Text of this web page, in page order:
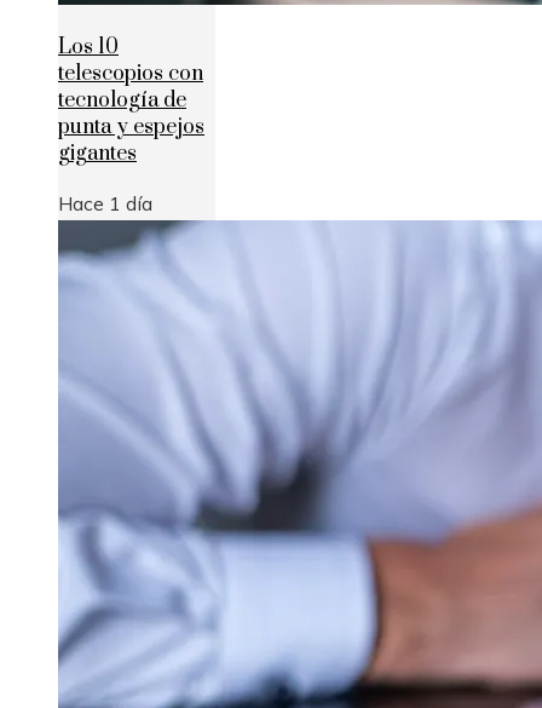
Los 10
telescopios con
tecnología de
punta y espejos
gigantes
Hace 1 día